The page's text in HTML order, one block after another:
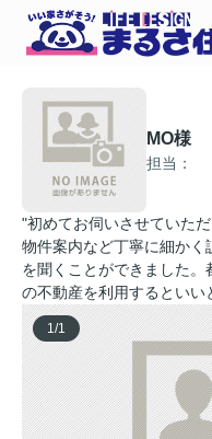
MO様
担当：
"初めてお伺いさせていただ
物件案内など丁寧に細か
を聞くことができました
の不動産を利用するといい
1/1